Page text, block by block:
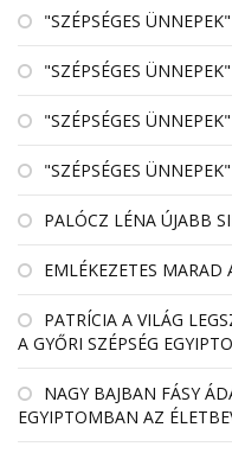
"SZÉPSÉGES
"SZÉPSÉGES
"SZÉPSÉGES
"SZÉPSÉGES
PALÓCZ LÉNA ÚJABB
EMLÉKEZETES
PATRÍCIA A VILÁG
A GYŐRI SZÉPSÉG
NAGY BAJBAN FÁSY
EGYIPTOMBAN AZ